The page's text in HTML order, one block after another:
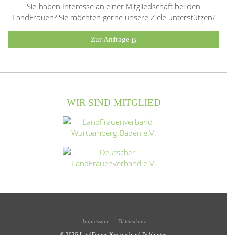
Sie haben Interesse an einer Mitgliedschaft bei den
LandFrauen? Sie möchten gerne unsere Ziele unterstützen?
Zur Anfrage
WIR SIND MITGLIED
Impressum Datenschutz